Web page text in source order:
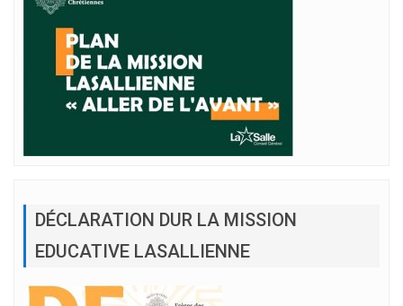
DÉCLARATION DUR LA MISSION
EDUCATIVE LASALLIENNE